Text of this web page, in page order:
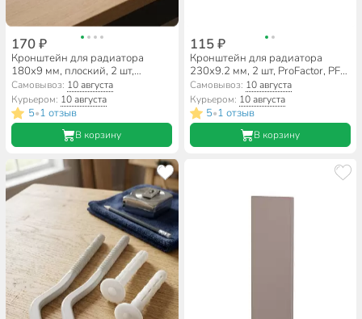
170 ₽
Кронштейн для радиатора
180х9 мм, плоский, 2 шт,
ProFactor, PF RBP 570
Самовывоз: 10 августа
Курьером: 10 августа
5•1 отзыв
В корзину
115 ₽
Кронштейн для радиатора
230х9.2 мм, 2 шт, ProFactor, PF
RBP 601
Самовывоз: 10 августа
Курьером: 10 августа
5•1 отзыв
В корзину